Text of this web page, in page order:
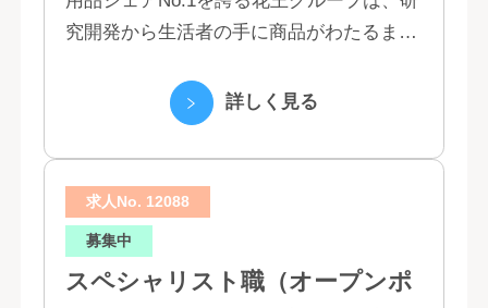
究開発から生活者の手に商品がわたるまで
で、情報のスピード、質、量ともに他社に
詳しく見る
求人No. 12088
募集中
スペシャリスト職（オープンポ